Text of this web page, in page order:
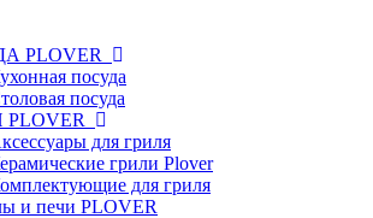
PLOVER
посуда
посуда
для гриля
грили Plover
для гриля
и печи PLOVER